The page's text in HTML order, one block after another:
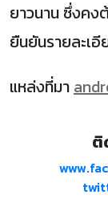
ยาวนาน ซึ่งคง
ยืนยันรายละเ
แหล่งที่มา
ติ